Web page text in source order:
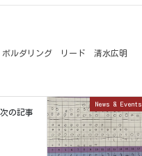
ボルダリング リード 清水広明
News & Events
次の記事